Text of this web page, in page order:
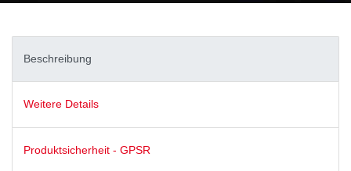
Beschreibung
Weitere Details
Produktsicherheit - GPSR